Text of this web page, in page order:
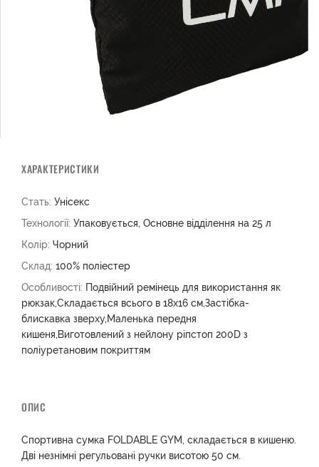
ХАРАКТЕРИСТИКИ
Стать: Унісекс
Технології: Упаковується, Основне відділення на 25 л
Колір: Чорний
Склад: 100% поліестер
Особливості: Подвійний ремінець для використання як
рюкзак,Складається всього в 18х16 см,Застібка-
блискавка зверху,Маленька передня
кишеня,Виготовлений з нейлону ріпстоп 200D з
поліуретановим покриттям
ОПИС
Спортивна сумка FOLDABLE GYM, складається в кишеню.
Дві незнімні регульовані ручки висотою 50 см.